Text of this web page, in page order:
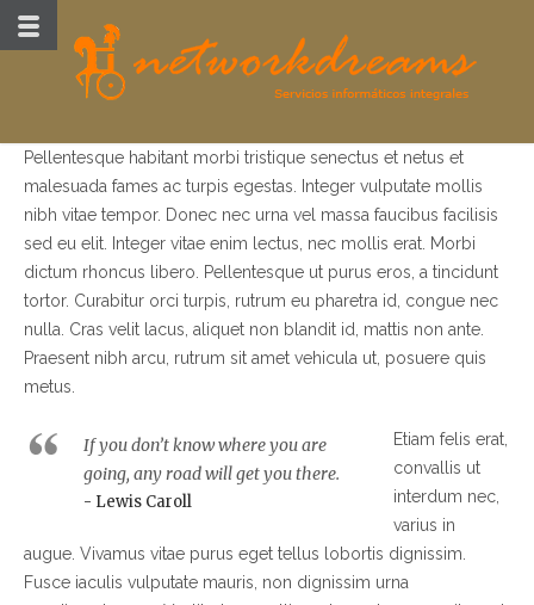
Pellentesque habitant morbi tristique senectus et netus et
malesuada fames ac turpis egestas. Integer vulputate mollis
nibh vitae tempor. Donec nec urna vel massa faucibus facilisis
sed eu elit. Integer vitae enim lectus, nec mollis erat. Morbi
dictum rhoncus libero. Pellentesque ut purus eros, a tincidunt
tortor. Curabitur orci turpis, rutrum eu pharetra id, congue nec
nulla. Cras velit lacus, aliquet non blandit id, mattis non ante.
Praesent nibh arcu, rutrum sit amet vehicula ut, posuere quis
metus.
If you don’t know where you are
going, any road will get you there.
- Lewis Caroll
Etiam felis erat,
convallis ut
interdum nec,
varius in
augue. Vivamus vitae purus eget tellus lobortis dignissim.
Fusce iaculis vulputate mauris, non dignissim urna